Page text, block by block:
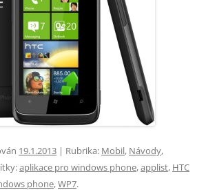
19.1.2013 | Rubrika: Mobil, Návody,
aplikace pro windows phone,applist, HTC
phone,WP7.